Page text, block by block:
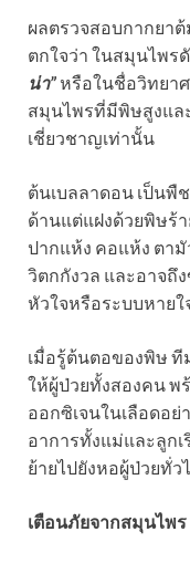
ผลตรวจสอบกากยา
ตกใจว่า ในสมุนไพร
น่า”หรือในชื่อวิทยา
สมุนไพรที่มีพิษสูงแล
เชี่ยวชาญเท่านั้น
ต้นเบลลาดอน เป็นพื
ด้านแต่แฝงด้วยพิษร้
ปากแห้ง คอแห้ง ตามั
วิตกกังวล และอาจถึ
หัวใจหรือระบบหายใ
เมื่อรู้ต้นตอของพิษ ที
ให้ผู้ป่วยทั้งสองคน พ
ออกซิเจนในเลือดอย่
อาการทั้งแม่และลูก
ย้ายไปยังหอผู้ป่วยทั่
เตือนภัยจากสมุนไพร